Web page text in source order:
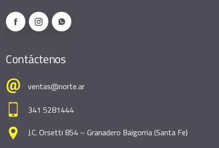
Contáctenos
ventas@norte.ar
341 5281444
J.C. Orsetti 854 – Granadero Baigorria (Santa Fe)